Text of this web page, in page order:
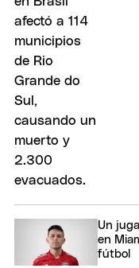
Un
en
fútbol